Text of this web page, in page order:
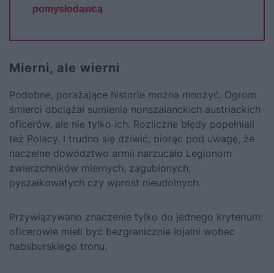
pomysłodawcą
Mierni, ale wierni
Podobne, porażające historie można mnożyć. Ogrom
śmierci obciążał sumienia nonszalanckich austriackich
oficerów, ale nie tylko ich. Rozliczne błędy popełniali
też Polacy. I trudno się dziwić, biorąc pod uwagę, że
naczelne dowództwo armii narzucało Legionom
zwierzchników miernych, zagubionych,
pyszałkowatych czy wprost nieudolnych.
Przywiązywano znaczenie tylko do jednego kryterium:
oficerowie mieli być bezgranicznie lojalni wobec
habsburskiego tronu.